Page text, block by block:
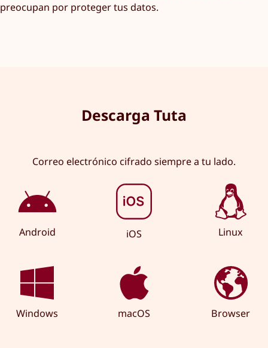
preocupan por proteger tus datos.
Descarga Tuta
Correo electrónico cifrado siempre a tu lado.
Android iOS Linux
Windows macOS Browser